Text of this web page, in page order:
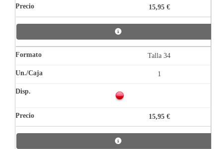
15,95 €
Talla 34
1
15,95 €